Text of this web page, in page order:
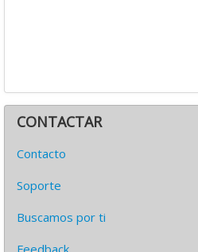
CONTACTAR
Contacto
Soporte
Buscamos por ti
Feedback